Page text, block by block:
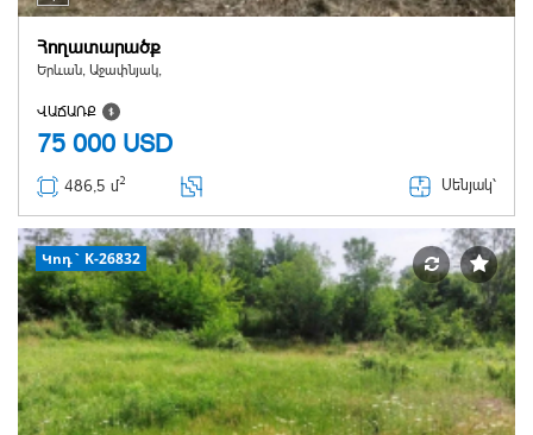
Հողատարածք
Երևան, Աջափնյակ,
ՎԱՃԱՌՔ
75 000 USD
486,5 մ2 Սենյակ՝
Կոդ` K-26832